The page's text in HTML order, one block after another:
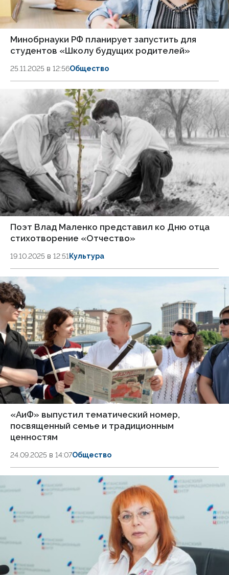
Минобрнауки РФ планирует запустить для
студентов «Школу будущих родителей»
25.11.2025 в 12:56Общество
Поэт Влад Маленко представил ко Дню отца
стихотворение «Отчество»
19.10.2025 в 12:51 Культура
«АиФ» выпустил тематический номер,
посвященный семье и традиционным
ценностям
24.09.2025 в 14:07Общество